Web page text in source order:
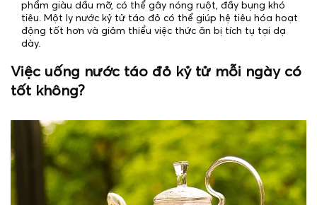
phẩm giàu dầu mỡ, có thể gây nóng ruột, đầy bụng khó
tiêu. Một ly nước kỷ tử táo đỏ có thể giúp hệ tiêu hóa hoạt
động tốt hơn và giảm thiểu việc thức ăn bị tích tụ tại dạ
dày.
Việc uống nước táo đỏ kỷ tử mỗi ngày có
tốt không?